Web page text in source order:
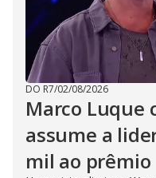
DO R7/02/08/2026
Marco Luque
assume a
mil ao prêmio